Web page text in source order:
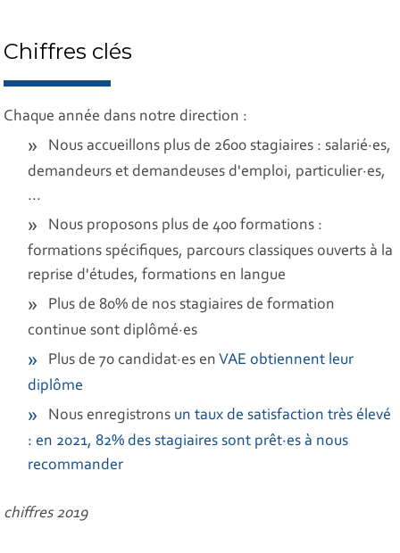
Chiffres clés
Chaque année dans notre direction :
Nous accueillons plus de 2600 stagiaires : salarié·es,
demandeurs et demandeuses d'emploi, particulier·es,
...
Nous proposons plus de 400 formations :
formations spécifiques, parcours classiques ouverts à la
reprise d'études, formations en langue
Plus de 80% de nos stagiaires de formation
continue sont diplômé·es
Plus de 70 candidat·es enVAE obtiennent leur
diplôme
Nous enregistrons un taux de satisfaction très élevé
: en 2021, 82% des stagiaires sont prêt·es à nous
recommander
chiffres 2019